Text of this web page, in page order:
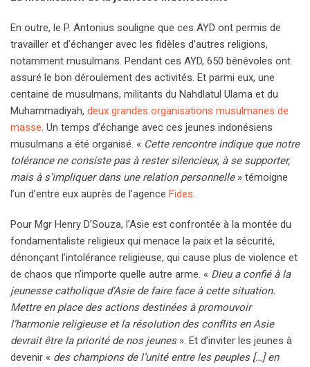
En outre, le P. Antonius souligne que ces AYD ont permis de
travailler et d’échanger avec les fidèles d’autres religions,
notamment musulmans. Pendant ces AYD, 650 bénévoles ont
assuré le bon déroulement des activités. Et parmi eux, une
centaine de musulmans, militants du Nahdlatul Ulama et du
Muhammadiyah, deux grandes organisations musulmanes de
masse. Un temps d’échange avec ces jeunes indonésiens
musulmans a été organisé. « Cette rencontre indique que notre
tolérance ne consiste pas à rester silencieux, à se supporter,
mais à s’impliquer dans une relation personnelle» témoigne
l’un d’entre eux auprès de l’agence Fides.
Pour Mgr Henry D’Souza, l’Asie est confrontée à la montée du
fondamentaliste religieux qui menace la paix et la sécurité,
dénonçant l’intolérance religieuse, qui cause plus de violence et
de chaos que n’importe quelle autre arme. « Dieu a confié à la
jeunesse catholique d’Asie de faire face à cette situation.
Mettre en place des actions destinées à promouvoir
l’harmonie religieuse et la résolution des conflits en Asie
devrait être la priorité de nos jeunes». Et d’inviter les jeunes à
devenir « des champions de l’unité entre les peuples […] en